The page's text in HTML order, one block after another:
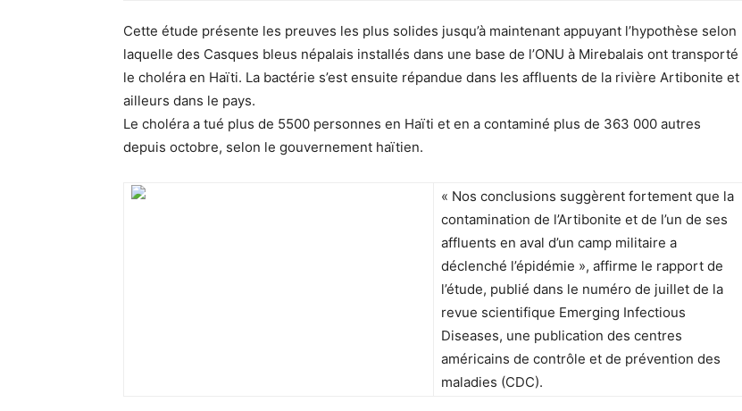
Cette étude présente les preuves les plus solides jusqu’à maintenant appuyant l’hypothèse selon
laquelle des Casques bleus népalais installés dans une base de l’ONU à Mirebalais ont transporté
le choléra en Haïti. La bactérie s’est ensuite répandue dans les affluents de la rivière Artibonite et
ailleurs dans le pays.
Le choléra a tué plus de 5500 personnes en Haïti et en a contaminé plus de 363 000 autres
depuis octobre, selon le gouvernement haïtien.
« Nos conclusions suggèrent fortement que la
contamination de l’Artibonite et de l’un de ses
affluents en aval d’un camp militaire a
déclenché l’épidémie », affirme le rapport de
l’étude, publié dans le numéro de juillet de la
revue scientifique Emerging Infectious
Diseases, une publication des centres
américains de contrôle et de prévention des
maladies (CDC).